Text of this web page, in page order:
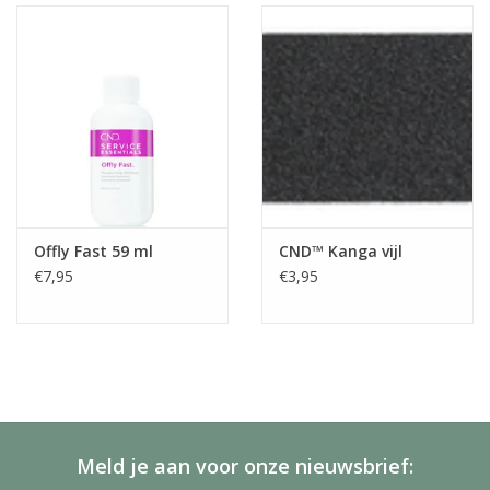
Offly Fast 59 ml
€7,95
CND™ Kanga vijl
€3,95
Meld je aan voor onze nieuwsbrief: